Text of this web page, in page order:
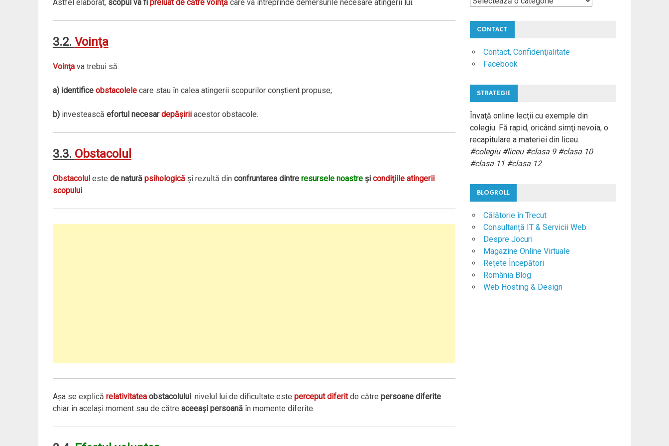
Astfel elaborat, scopul va fi preluat de către voinţăcare va întreprinde demersurile necesare atingerii lui.
3.2. Voinţa
Voinţava trebui să:
a) identifice obstacolelecare stau în calea atingerii scopurilor conştient propuse;
b)investească efortul necesardepăşiriiacestor obstacole.
3.3. Obstacolul
Obstacoluleste de natură psihologicăşi rezultă din confruntarea dintre resursele noastreşi condiţiile atingerii
scopului.
Aşa se explică relativitateaobstacolului: nivelul lui de dificultate este perceput diferit de către persoane diferite
chiar în acelaşi moment sau de către aceeaşi persoanăîn momente diferite.
CONTACT
Contact, Confidenţialitate
Facebook
STRATEGIE
Învaţă online lecţii cu exemple din
colegiu. Fă rapid, oricând simţi nevoia, o
recapitulare a materiei din liceu.
#colegiu #liceu #clasa 9 #clasa 10
#clasa 11 #clasa 12
BLOGROLL
Călătorie în Trecut
Consultanţă IT & Servicii Web
Despre Jocuri
Magazine Online Virtuale
Reţete Începători
România Blog
Web Hosting & Design